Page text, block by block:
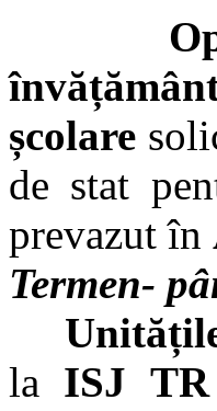
școlare
de stat
prevazut în
Termen-
la ISJ TR